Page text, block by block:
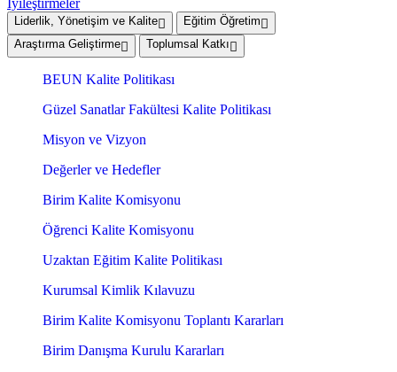
İyileştirmeler
Liderlik, Yönetişim ve Kalite
Eğitim Öğretim
Araştırma Geliştirme
Toplumsal Katkı
BEUN Kalite Politikası
Güzel Sanatlar Fakültesi Kalite Politikası
Misyon ve Vizyon
Değerler ve Hedefler
Birim Kalite Komisyonu
Öğrenci Kalite Komisyonu
Uzaktan Eğitim Kalite Politikası
Kurumsal Kimlik Kılavuzu
Birim Kalite Komisyonu Toplantı Kararları
Birim Danışma Kurulu Kararları